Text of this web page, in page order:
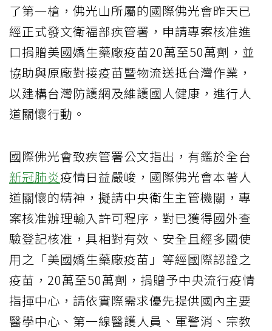
了第一槍，佛光山所屬的國際佛光會昨天已
經正式發文衛福部疾管署，申請專案核准進
口捐贈美國嬌生藥廠疫苗20萬至50萬劑，並
協助與原廠對接疫苗暨物流送抵台灣作業，
以建構台灣防護網及維護國人健康，進行人
道關懷行動。
國際佛光會致疾管署公文指出，有鑑於全台
新冠肺炎疫情日益嚴峻，國際佛光會本著人
道關懷的精神，擬請中央衛生主管機關，專
案核准辦理輸入許可程序，對已獲得國外查
驗登記核准，具相對有效、安全且經多國使
用之「美國嬌生藥廠疫苗」等經國際認證之
疫苗，20萬至50萬劑，捐贈予中央流行疫情
指揮中心，請依實際需求優先提供國內主要
醫學中心、第一線醫護人員、軍警消、宗教